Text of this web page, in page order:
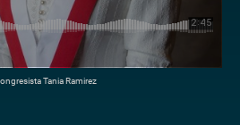
Tania Ramirez